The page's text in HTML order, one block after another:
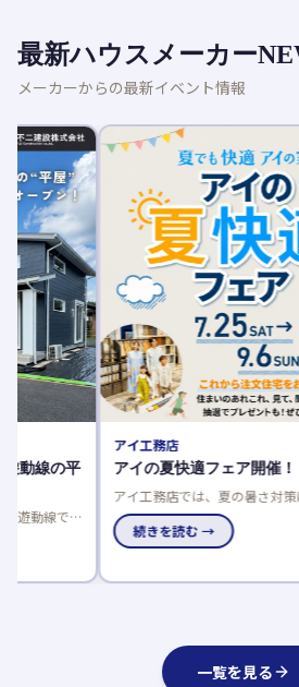
最新ハウスメーカー
メーカーからの最新イベント情報
アイの夏快適フェア開催！
アイ工務店では、夏の暑さ対策に特化した
値だけでは分からない本当の涼しさをモデル
るフェアを開催中です。
続きを読む →
一覧を見る